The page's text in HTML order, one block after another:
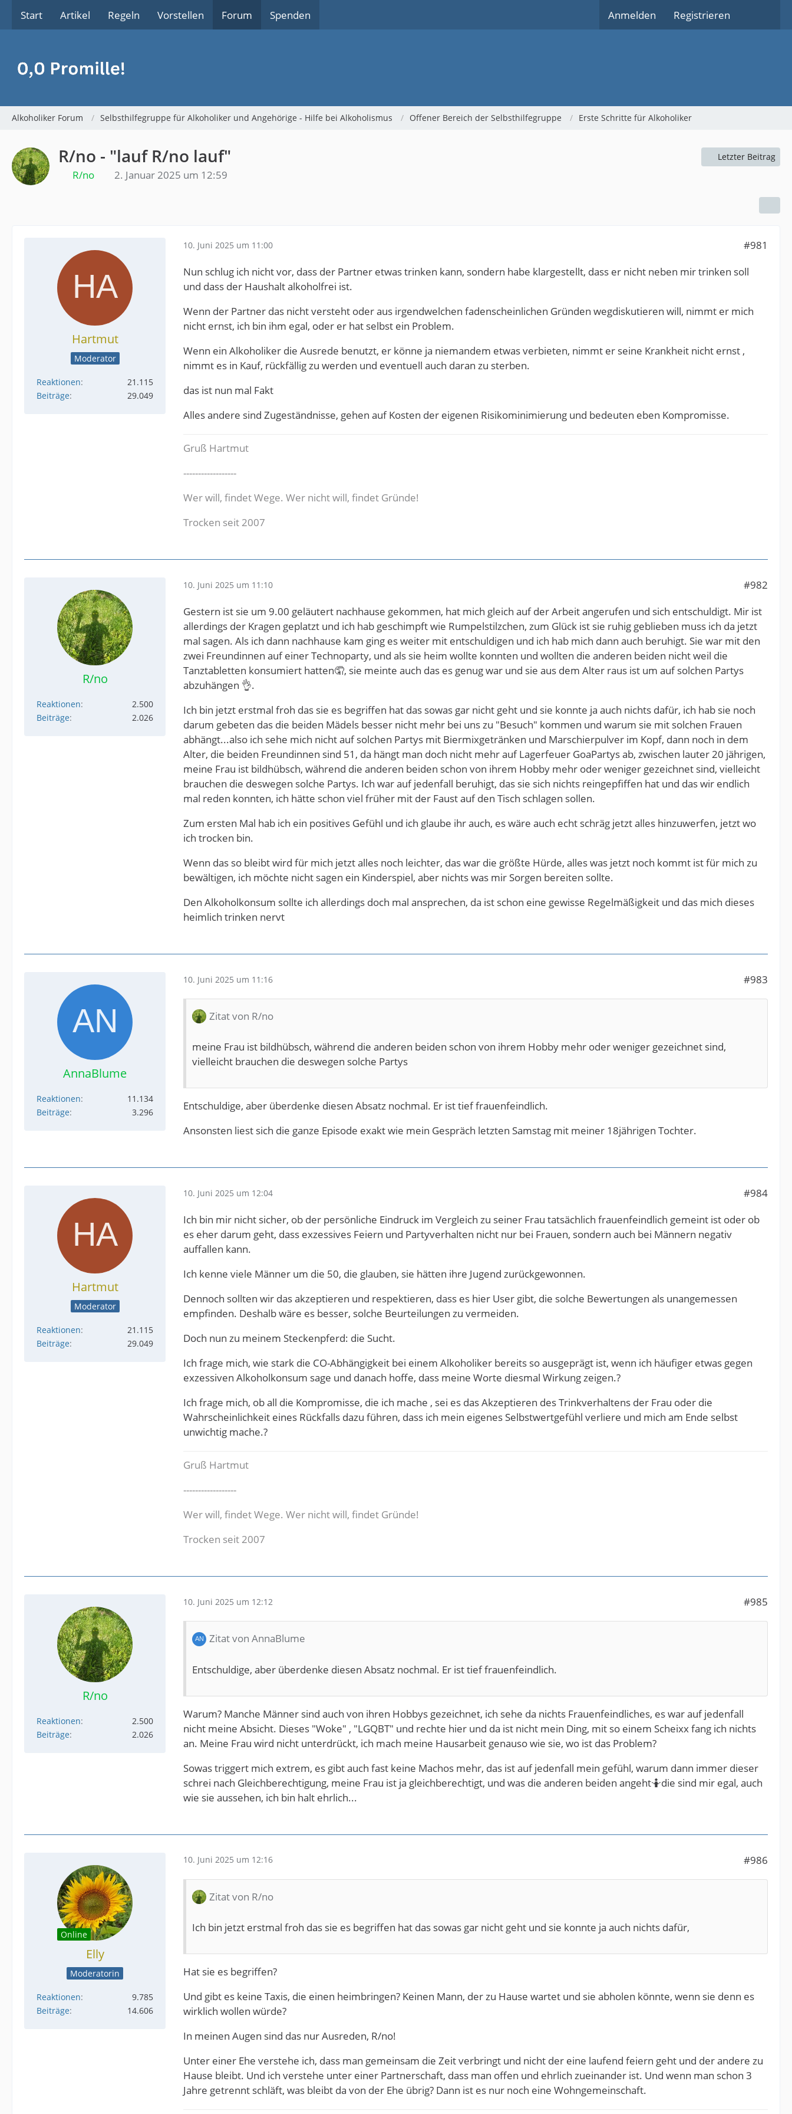
Start Artikel Regeln Vorstellen Forum Spenden Anmelden Registrieren
Alkoholiker Forum Selbsthilfegruppe für Alkoholiker und Angehörige - Hilfe bei Alkoholismus Offener Bereich der Selbsthilfegruppe Erste Schritte für Alkoholiker
R/no - "lauf R/no lauf"
R/no 2. Januar 2025 um 12:59
Letzter Beitrag
Hartmut
Moderator
Reaktionen
21.115
Beiträge
29.049
10. Juni 2025 um 11:00
#981
Nun schlug ich nicht vor, dass der Partner etwas trinken kann, sondern habe klargestellt, dass er nicht neben mir trinken soll
und dass der Haushalt alkoholfrei ist.
Wenn der Partner das nicht versteht oder aus irgendwelchen fadenscheinlichen Gründen wegdiskutieren will, nimmt er mich
nicht ernst, ich bin ihm egal, oder er hat selbst ein Problem.
Wenn ein Alkoholiker die Ausrede benutzt, er könne ja niemandem etwas verbieten, nimmt er seine Krankheit nicht ernst ,
nimmt es in Kauf, rückfällig zu werden und eventuell auch daran zu sterben.
das ist nun mal Fakt
Alles andere sind Zugeständnisse, gehen auf Kosten der eigenen Risikominimierung und bedeuten eben Kompromisse.
Gruß Hartmut
------------------
Wer will, findet Wege. Wer nicht will, findet Gründe!
Trocken seit 2007
R/no
Reaktionen
2.500
Beiträge
2.026
10. Juni 2025 um 11:10
#982
Gestern ist sie um 9.00 geläutert nachhause gekommen, hat mich gleich auf der Arbeit angerufen und sich entschuldigt. Mir ist
allerdings der Kragen geplatzt und ich hab geschimpft wie Rumpelstilzchen, zum Glück ist sie ruhig geblieben muss ich da jetzt
mal sagen. Als ich dann nachhause kam ging es weiter mit entschuldigen und ich hab mich dann auch beruhigt. Sie war mit den
zwei Freundinnen auf einer Technoparty, und als sie heim wollte konnten und wollten die anderen beiden nicht weil die
Tanztabletten konsumiert hatten🤦, sie meinte auch das es genug war und sie aus dem Alter raus ist um auf solchen Partys
abzuhängen 👌.
Ich bin jetzt erstmal froh das sie es begriffen hat das sowas gar nicht geht und sie konnte ja auch nichts dafür, ich hab sie noch
darum gebeten das die beiden Mädels besser nicht mehr bei uns zu "Besuch" kommen und warum sie mit solchen Frauen
abhängt...also ich sehe mich nicht auf solchen Partys mit Biermixgetränken und Marschierpulver im Kopf, dann noch in dem
Alter, die beiden Freundinnen sind 51, da hängt man doch nicht mehr auf Lagerfeuer GoaPartys ab, zwischen lauter 20 jährigen,
meine Frau ist bildhübsch, während die anderen beiden schon von ihrem Hobby mehr oder weniger gezeichnet sind, vielleicht
brauchen die deswegen solche Partys. Ich war auf jedenfall beruhigt, das sie sich nichts reingepfiffen hat und das wir endlich
mal reden konnten, ich hätte schon viel früher mit der Faust auf den Tisch schlagen sollen.
Zum ersten Mal hab ich ein positives Gefühl und ich glaube ihr auch, es wäre auch echt schräg jetzt alles hinzuwerfen, jetzt wo
ich trocken bin.
Wenn das so bleibt wird für mich jetzt alles noch leichter, das war die größte Hürde, alles was jetzt noch kommt ist für mich zu
bewältigen, ich möchte nicht sagen ein Kinderspiel, aber nichts was mir Sorgen bereiten sollte.
Den Alkoholkonsum sollte ich allerdings doch mal ansprechen, da ist schon eine gewisse Regelmäßigkeit und das mich dieses
heimlich trinken nervt
AnnaBlume
Reaktionen
11.134
Beiträge
3.296
10. Juni 2025 um 11:16 #983
Zitat von R/no
meine Frau ist bildhübsch, während die anderen beiden schon von ihrem Hobby mehr oder weniger gezeichnet sind,
vielleicht brauchen die deswegen solche Partys
Entschuldige, aber überdenke diesen Absatz nochmal. Er ist tief frauenfeindlich.
Ansonsten liest sich die ganze Episode exakt wie mein Gespräch letzten Samstag mit meiner 18jährigen Tochter.
Hartmut
Moderator
Reaktionen
21.115
Beiträge
29.049
10. Juni 2025 um 12:04
#984
Ich bin mir nicht sicher, ob der persönliche Eindruck im Vergleich zu seiner Frau tatsächlich frauenfeindlich gemeint ist oder ob
es eher darum geht, dass exzessives Feiern und Partyverhalten nicht nur bei Frauen, sondern auch bei Männern negativ
auffallen kann.
Ich kenne viele Männer um die 50, die glauben, sie hätten ihre Jugend zurückgewonnen.
Dennoch sollten wir das akzeptieren und respektieren, dass es hier User gibt, die solche Bewertungen als unangemessen
empfinden. Deshalb wäre es besser, solche Beurteilungen zu vermeiden.
Doch nun zu meinem Steckenpferd: die Sucht.
Ich frage mich, wie stark die CO-Abhängigkeit bei einem Alkoholiker bereits so ausgeprägt ist, wenn ich häufiger etwas gegen
exzessiven Alkoholkonsum sage und danach hoffe, dass meine Worte diesmal Wirkung zeigen.?
Ich frage mich, ob all die Kompromisse, die ich mache , sei es das Akzeptieren des Trinkverhaltens der Frau oder die
Wahrscheinlichkeit eines Rückfalls dazu führen, dass ich mein eigenes Selbstwertgefühl verliere und mich am Ende selbst
unwichtig mache.?
Gruß Hartmut
------------------
Wer will, findet Wege. Wer nicht will, findet Gründe!
Trocken seit 2007
R/no
Reaktionen
2.500
Beiträge
2.026
10. Juni 2025 um 12:12 #985
Zitat von AnnaBlume
Entschuldige, aber überdenke diesen Absatz nochmal. Er ist tief frauenfeindlich.
Warum? Manche Männer sind auch von ihren Hobbys gezeichnet, ich sehe da nichts Frauenfeindliches, es war auf jedenfall
nicht meine Absicht. Dieses "Woke" , "LGQBT" und rechte hier und da ist nicht mein Ding, mit so einem Scheixx fang ich nichts
an. Meine Frau wird nicht unterdrückt, ich mach meine Hausarbeit genauso wie sie, wo ist das Problem?
Sowas triggert mich extrem, es gibt auch fast keine Machos mehr, das ist auf jedenfall mein gefühl, warum dann immer dieser
schrei nach Gleichberechtigung, meine Frau ist ja gleichberechtigt, und was die anderen beiden angeht🤷die sind mir egal, auch
wie sie aussehen, ich bin halt ehrlich...
Online
Elly
Moderatorin
Reaktionen
9.785
Beiträge
14.606
10. Juni 2025 um 12:16 #986
Zitat von R/no
Ich bin jetzt erstmal froh das sie es begriffen hat das sowas gar nicht geht und sie konnte ja auch nichts dafür,
Hat sie es begriffen?
Und gibt es keine Taxis, die einen heimbringen? Keinen Mann, der zu Hause wartet und sie abholen könnte, wenn sie denn es
wirklich wollen würde?
In meinen Augen sind das nur Ausreden, R/no!
Unter einer Ehe verstehe ich, dass man gemeinsam die Zeit verbringt und nicht der eine laufend feiern geht und der andere zu
Hause bleibt. Und ich verstehe unter einer Partnerschaft, dass man offen und ehrlich zueinander ist. Und wenn man schon 3
Jahre getrennt schläft, was bleibt da von der Ehe übrig? Dann ist es nur noch eine Wohngemeinschaft.